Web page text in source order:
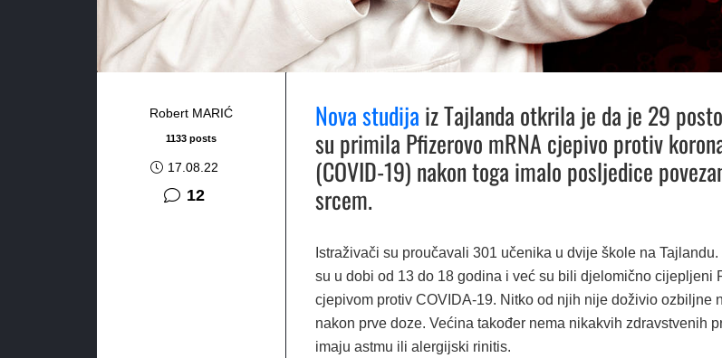
Robert MARIĆ
1133 posts
17.08.22
12
Nova studija iz Tajlanda otkrila je da je 29
su primila Pfizerovo mRNA cjepivo protiv
(COVID-19) nakon toga imalo posljedice
srcem.
Istraživači su proučavali 301 učenika u dvije škole na
su u dobi od 13 do 18 godina i već su bili djelomično cijepljeni
cjepivom protiv COVIDA-19. Nitko od njih nije doživio ozbiljne
nakon prve doze. Većina također nema nikakvih zdravstvenih
imaju astmu ili alergijski rinitis.